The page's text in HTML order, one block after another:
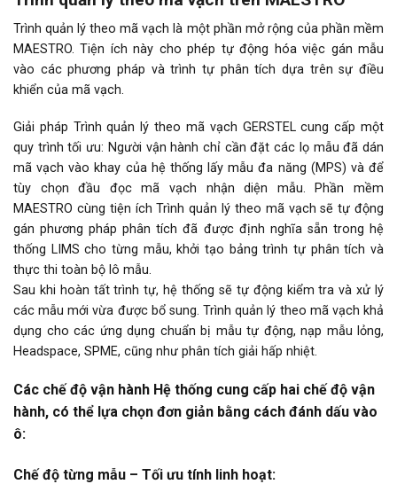
Trình quản lý theo mã vạch là một phần mở rộng của phần mềm
MAESTRO. Tiện ích này cho phép tự động hóa việc gán mẫu
vào các phương pháp và trình tự phân tích dựa trên sự điều
khiển của mã vạch.
Giải pháp Trình quản lý theo mã vạch GERSTEL cung cấp một
quy trình tối ưu: Người vận hành chỉ cần đặt các lọ mẫu đã dán
mã vạch vào khay của hệ thống lấy mẫu đa năng (MPS) và để
tùy chọn đầu đọc mã vạch nhận diện mẫu. Phần mềm
MAESTRO cùng tiện ích Trình quản lý theo mã vạch sẽ tự động
gán phương pháp phân tích đã được định nghĩa sẵn trong hệ
thống LIMS cho từng mẫu, khởi tạo bảng trình tự phân tích và
thực thi toàn bộ lô mẫu.
Sau khi hoàn tất trình tự, hệ thống sẽ tự động kiểm tra và xử lý
các mẫu mới vừa được bổ sung. Trình quản lý theo mã vạch khả
dụng cho các ứng dụng chuẩn bị mẫu tự động, nạp mẫu lỏng,
Headspace, SPME, cũng như phân tích giải hấp nhiệt.
Các chế độ vận hành Hệ thống cung cấp hai chế độ vận
hành, có thể lựa chọn đơn giản bằng cách đánh dấu vào
ô:
Chế độ từng mẫu – Tối ưu tính linh hoạt: